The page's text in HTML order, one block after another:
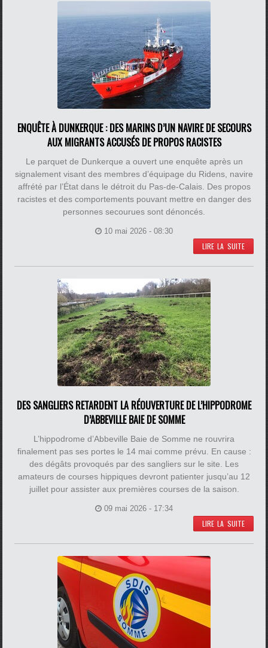
ENQUÊTE À DUNKERQUE : DES MARINS D’UN NAVIRE DE SECOURS
AUX MIGRANTS ACCUSÉS DE PROPOS RACISTES
Le parquet de Dunkerque a ouvert une enquête après un
signalement visant des membres d’équipage du Ridens, navire
affrété par l’État dans le détroit du Pas-de-Calais. Des propos
racistes et des comportements pouvant mettre en danger des
personnes secourues sont dénoncés.
10 mai 2026 - 08:30
LIRE LA SUITE
DES SANGLIERS RETARDENT LA RÉOUVERTURE DE L’HIPPODROME
D’ABBEVILLE BAIE DE SOMME
L’hippodrome d’Abbeville Baie de Somme ne rouvrira
finalement pas ses portes le 14 mai comme prévu. En cause :
des dégâts provoqués par des sangliers sur le site. Les
amateurs de courses hippiques devront patienter jusqu’au 12
juillet pour assister aux premières courses de la saison.
09 mai 2026 - 17:34
LIRE LA SUITE